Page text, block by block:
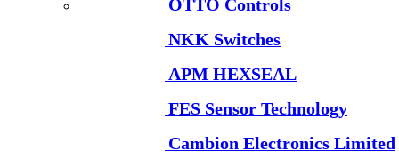
OTTO Controls
NKK Switches
APM HEXSEAL
FES Sensor Technology
Cambion Electronics Limited